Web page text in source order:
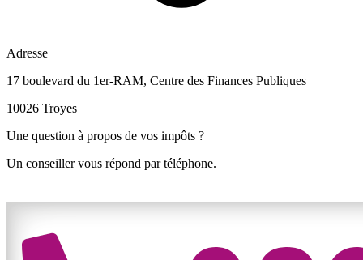
Adresse
17 boulevard du 1er-RAM, Centre des Finances Publiques
10026 Troyes
Une question à propos de vos impôts ?
Un conseiller vous répond par téléphone.